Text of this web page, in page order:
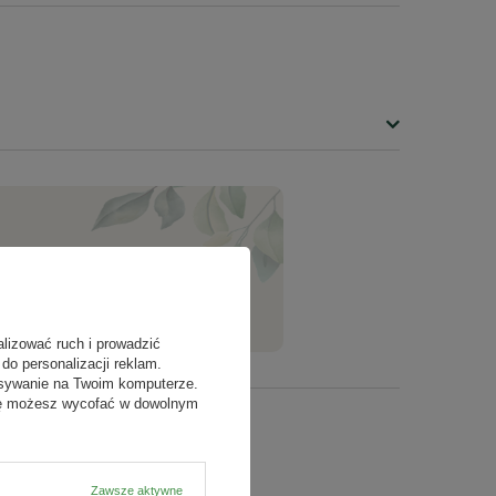
ruch i prowadzić
personalizacji reklam.
na Twoim komputerze.
możesz wycofać w dowolnym
Zawsze aktywne